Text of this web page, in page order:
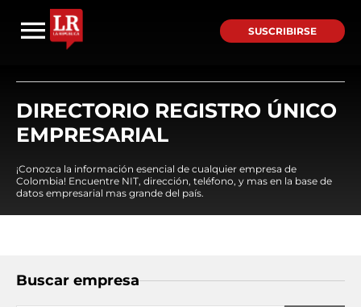
SUSCRIBIRSE
DIRECTORIO REGISTRO ÚNICO
EMPRESARIAL
¡Conozca la información esencial de cualquier empresa de
Colombia! Encuentre NIT, dirección, teléfono, y mas en la base de
datos empresarial mas grande del país.
Buscar empresa